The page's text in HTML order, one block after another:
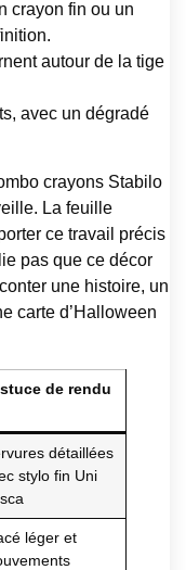
crayon fin ou un
autour de la tige
avec un dégradé
crayons Stabilo
La feuille
ce travail précis
pas que ce décor
une histoire, un
carte d’Halloween
de rendu
détaillées
stylo fin Uni
léger et